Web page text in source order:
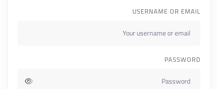
USERNAME OR EMAIL
PASSWORD